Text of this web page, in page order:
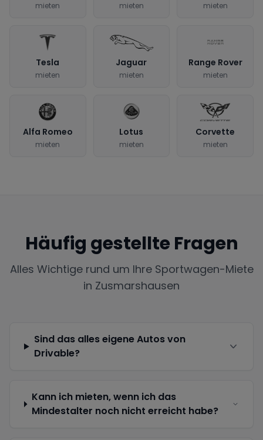
mieten mieten mieten
Tesla
mieten
Jaguar
mieten
Range Rover
mieten
Alfa Romeo
mieten
Lotus
mieten
Corvette
mieten
Häufig gestellte Fragen
Alles Wichtige rund um Ihre Sportwagen-Miete
in Zusmarshausen
Sind das alles eigene Autos von
Drivable?
Kann ich mieten, wenn ich das
Mindestalter noch nicht erreicht habe?